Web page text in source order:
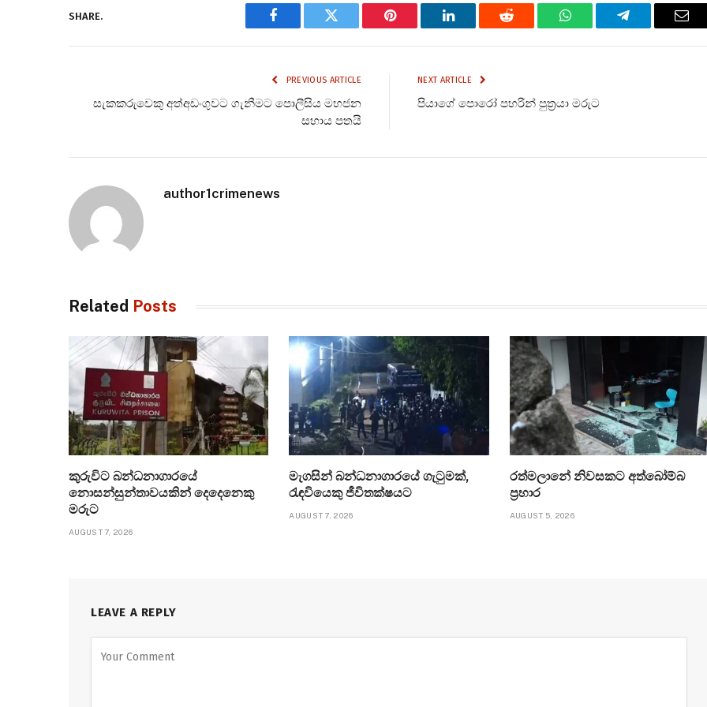
SHARE.
Facebook Twitter Pinterest LinkedIn Reddit WhatsAppTelegram
PREVIOUS ARTICLE
සැකකරුවෙකු අත්අඩංගුවට ගැනීමට පොලීසිය මහජන
සහාය පතයි
NEXT ARTICLE
පියාගේ පොරෝ පහරින් පුත්‍රයා මරුට
author1crimenews
Related Posts
කුරුවිට බන්ධනාගාරයේ
නොසන්සුන්තාවයකින් දෙදෙනෙකු
මරුට
AUGUST 7, 2026
මැගසින් බන්ධනාගාරයේ ගැටුමක්,
රැඳවියෙකු ජීවිතක්ෂයට
AUGUST 7, 2026
රත්මලානේ නිවසකට අත්බෝම්බ
ප්‍රහාර
AUGUST 5, 2026
LEAVE A REPLY